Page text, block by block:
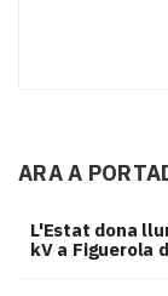
ARA A
L'Estat dona
kV a Figuerola